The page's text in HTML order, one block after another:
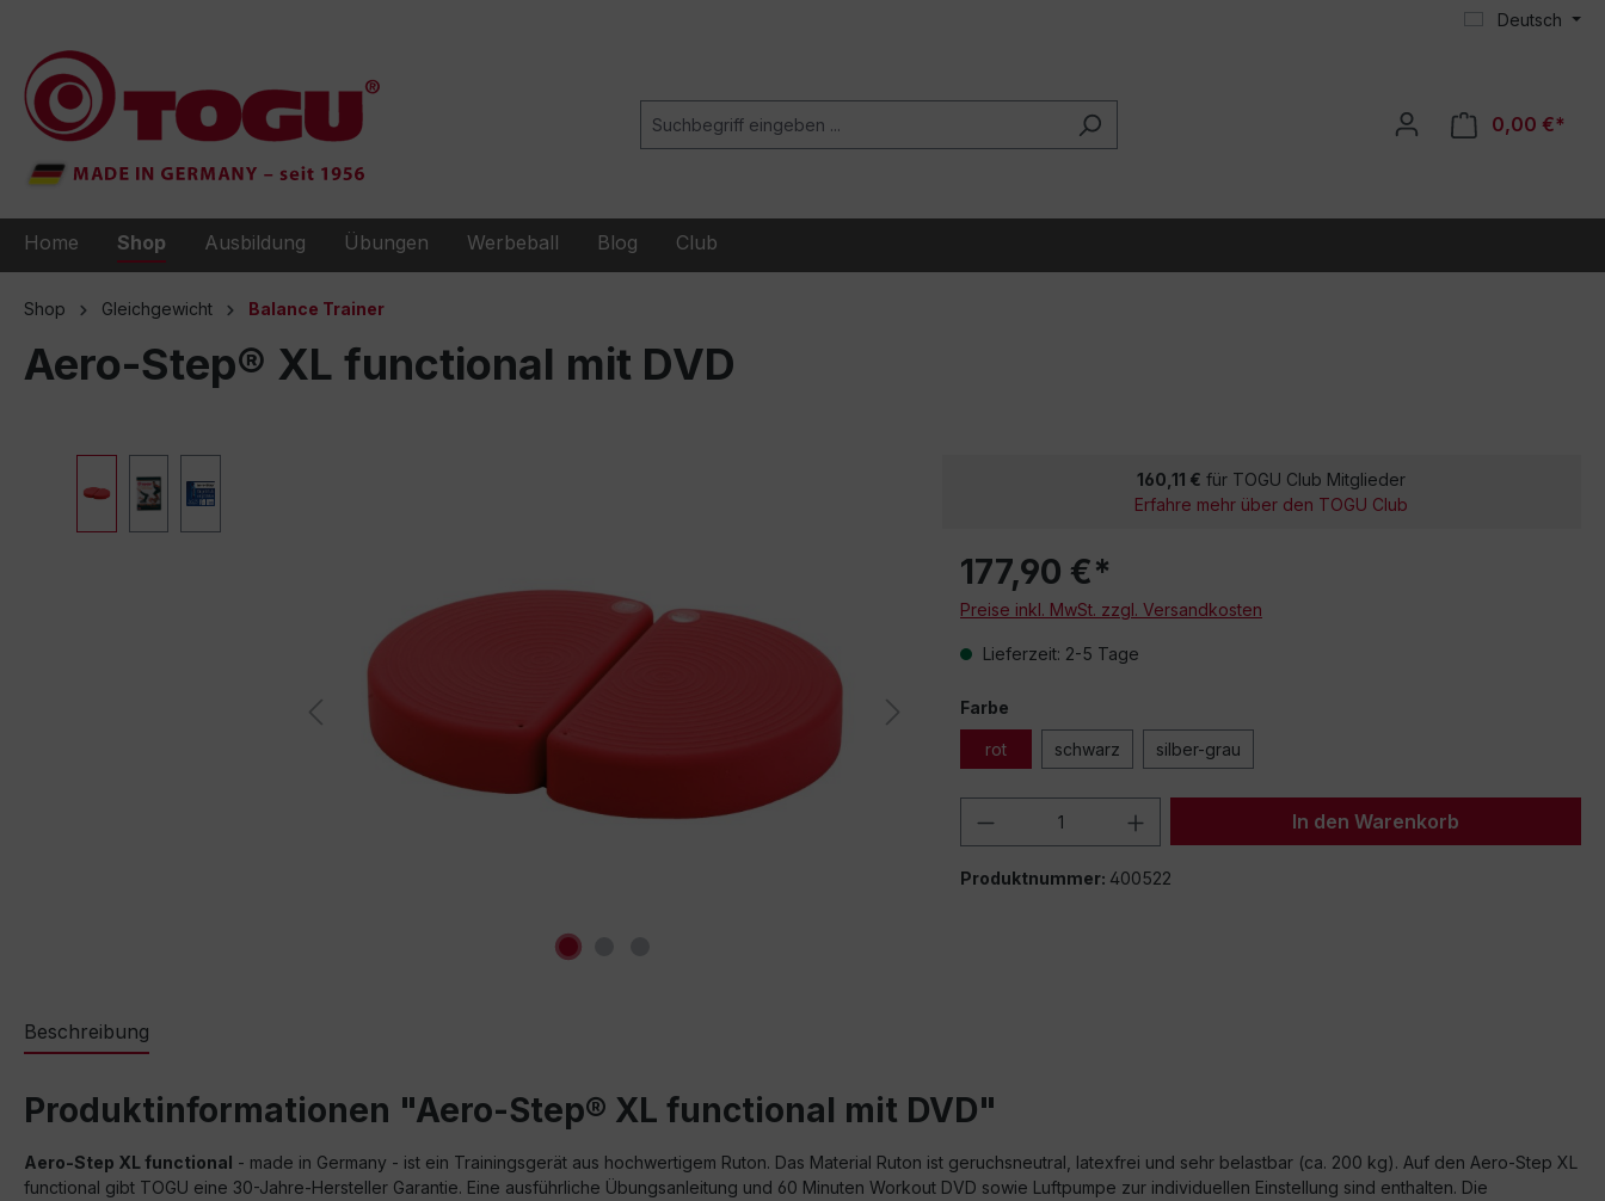
Deutsch
0,00 €*
Home Shop Ausbildung Übungen Werbeball Blog Club
Shop Gleichgewicht Balance Trainer
Aero-Step® XL functional mit DVD
160,11 € für TOGU Club Mitglieder
Erfahre mehr über den TOGU Club
177,90 €*
Preise inkl. MwSt. zzgl. Versandkosten
Lieferzeit: 2-5 Tage
Farbe
rot schwarz silber-grau
Produkt Anzahl: Gib den gewünschten Wert
In den Warenkorb
Produktnummer: 400522
Beschreibung
Produktinformationen "Aero-Step® XL functional mit DVD"
Aero-Step XL functional - made in Germany - ist ein Trainingsgerät aus hochwertigem Ruton. Das Material Ruton ist geruchsneutral, latexfrei und sehr belastbar (ca. 200 kg). Auf den Aero-Step XL
functional gibt TOGU eine 30-Jahre-Hersteller Garantie. Eine ausführliche Übungsanleitung und 60 Minuten Workout DVD sowie Luftpumpe zur individuellen Einstellung sind enthalten. Die